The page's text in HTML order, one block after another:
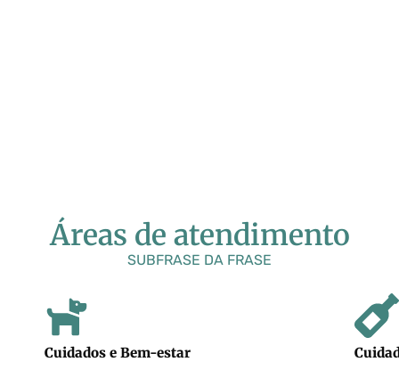
Áreas de atendimento
SUBFRASE DA FRASE
Cuidados e Bem-estar